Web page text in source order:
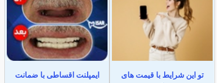
تو این شرایط با قیمت های
ایمپلنت اقساطی با ضمانت